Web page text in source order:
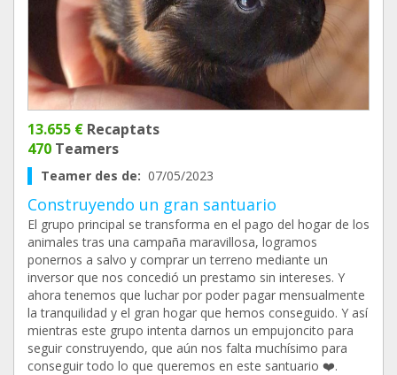
13.655 € Recaptats
470 Teamers
Teamer des de: 07/05/2023
Construyendo un gran santuario
El grupo principal se transforma en el pago del hogar de los
animales tras una campaña maravillosa, logramos
ponernos a salvo y comprar un terreno mediante un
inversor que nos concedió un prestamo sin intereses. Y
ahora tenemos que luchar por poder pagar mensualmente
la tranquilidad y el gran hogar que hemos conseguido. Y así
mientras este grupo intenta darnos un empujoncito para
seguir construyendo, que aún nos falta muchísimo para
conseguir todo lo que queremos en este santuario ❤️.